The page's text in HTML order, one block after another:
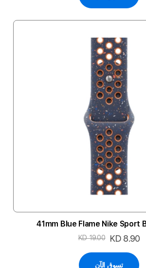
41mm Blue Flame Nike Sport
السعر
KD 8.90
KD 19.00
تسوق الآن